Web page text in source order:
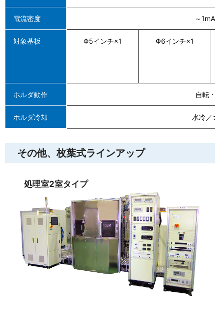
電流密度 ～1mA/
対象基板 Φ5インチ×1 Φ6インチ×1
ホルダ動作 自転・
ホルダ冷却 水冷／
その他、枚葉式ラインアップ
処理室2室タイプ